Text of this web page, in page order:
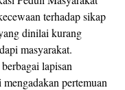
terhadap sikap
dinilai kurang
masyarakat.
lapisan
pertemuan